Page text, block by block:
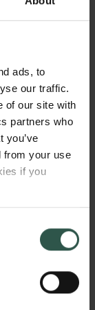
ads, to
our traffic.
of our site with
partners who
you’ve
from your use
if you
et
med
prioriteret.
til 45
et
med dette
for at